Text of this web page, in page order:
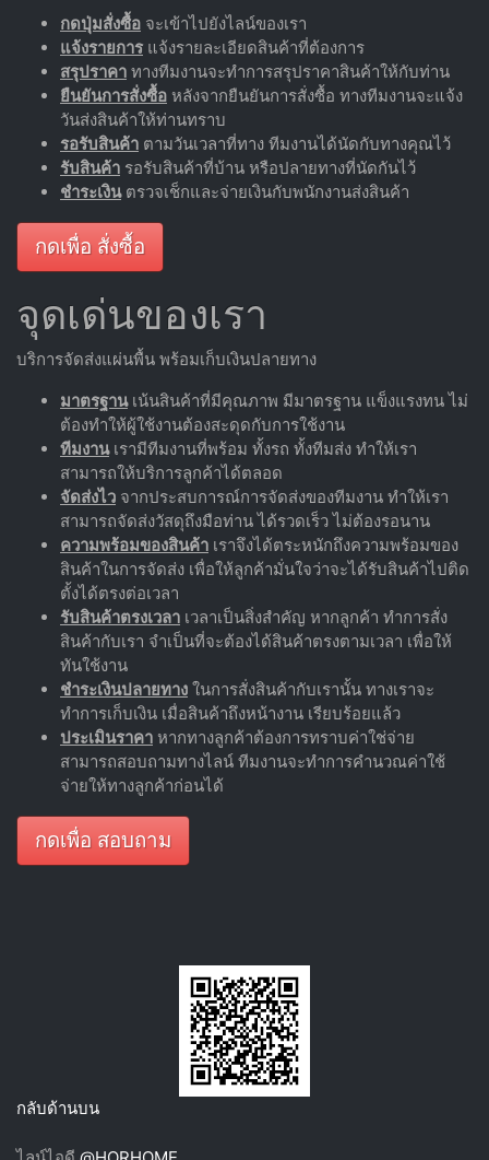
กดปุ่มสั่งซื้อ จะเข้าไปยังไลน์ของเรา
แจ้งรายการแจ้งรายละเอียดสินค้าที่ต้องการ
สรุปราคา ทางทีมงานจะทำการสรุปราคาสินค้าให้กับท่าน
ยืนยันการสั่งซื้อ หลังจากยืนยันการสั่งซื้อ ทางทีมงานจะแจ้ง
วันส่งสินค้าให้ท่านทราบ
รอรับสินค้า ตามวันเวลาที่ทาง ทีมงานได้นัดกับทางคุณไว้
รับสินค้า รอรับสินค้าที่บ้าน หรือปลายทางที่นัดกันไว้
ชำระเงินตรวจเช็กและจ่ายเงินกับพนักงานส่งสินค้า
กดเพื่อ สั่งซื้อ
จุดเด่นของเรา
บริการจัดส่งแผ่นพื้น พร้อมเก็บเงินปลายทาง
มาตรฐานเน้นสินค้าที่มีคุณภาพ มีมาตรฐาน แข็งแรงทน ไม่
ต้องทำให้ผู้ใช้งานต้องสะดุดกับการใช้งาน
ทีมงานเรามีทีมงานที่พร้อม ทั้งรถ ทั้งทีมส่ง ทำให้เรา
สามารถให้บริการลูกค้าได้ตลอด
จัดส่งไว จากประสบการณ์การจัดส่งของทีมงาน ทำให้เรา
สามารถจัดส่งวัสดุถึงมือท่าน ได้รวดเร็ว ไม่ต้องรอนาน
ความพร้อมของสินค้า เราจึงได้ตระหนักถึงความพร้อมของ
สินค้าในการจัดส่ง เพื่อให้ลูกค้ามั่นใจว่าจะได้รับสินค้าไปติด
ตั้งได้ตรงต่อเวลา
รับสินค้าตรงเวลา เวลาเป็นสิ่งสำคัญ หากลูกค้า ทำการสั่ง
สินค้ากับเรา จำเป็นที่จะต้องได้สินค้าตรงตามเวลา เพื่อให้
ทันใช้งาน
ชำระเงินปลายทาง ในการสั่งสินค้ากับเรานั้น ทางเราจะ
ทำการเก็บเงิน เมื่อสินค้าถึงหน้างาน เรียบร้อยแล้ว
ประเมินราคา หากทางลูกค้าต้องการทราบค่าใช่จ่าย
สามารถสอบถามทางไลน์ ทีมงานจะทำการคำนวณค่าใช้
จ่ายให้ทางลูกค้าก่อนได้
กดเพื่อ สอบถาม
กลับด้านบน